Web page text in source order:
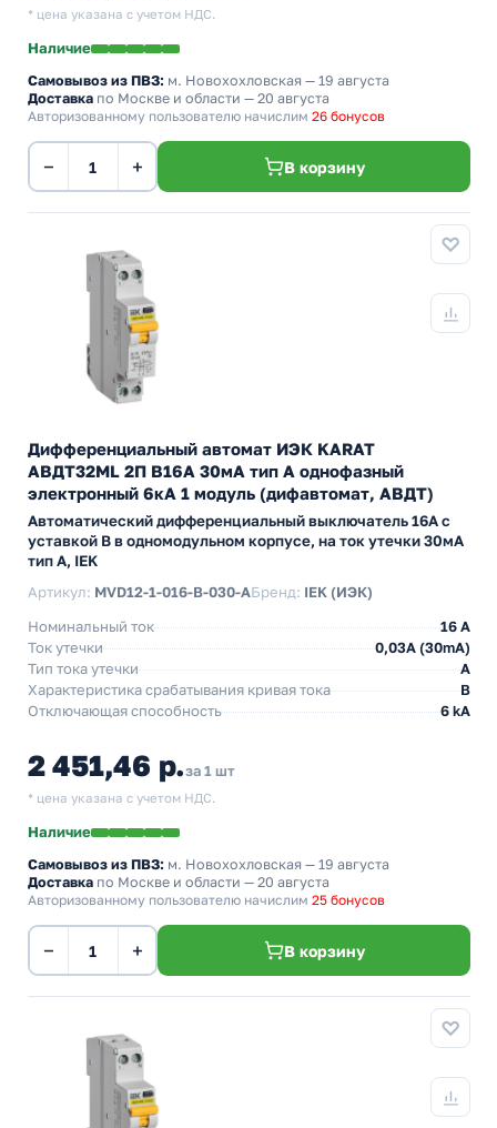
* цена указана с учетом НДС.
Наличие
Самовывоз из ПВЗ: м. Новохохловская — 19 августа
Доставка по Москве и области — 20 августа
Авторизованному пользователю начислим 26 бонусов
− + В корзину
Дифференциальный автомат ИЭК KARAT
АВДТ32МL 2П В16А 30мА тип А однофазный
электронный 6кА 1 модуль (дифавтомат, АВДТ)
Автоматический дифференциальный выключатель 16А с
уставкой B в одномодульном корпусе, на ток утечки 30мА
тип А, IEK
Артикул: MVD12-1-016-B-030-AБренд: IEK (ИЭК)
Номинальный ток
16 А
Ток утечки
0,03A (30mA)
Тип тока утечки
A
Характеристика срабатывания кривая тока
B
Отключающая способность
6 kA
2 451,46 р.за 1 шт
* цена указана с учетом НДС.
Наличие
Самовывоз из ПВЗ: м. Новохохловская — 19 августа
Доставка по Москве и области — 20 августа
Авторизованному пользователю начислим 25 бонусов
− + В корзину